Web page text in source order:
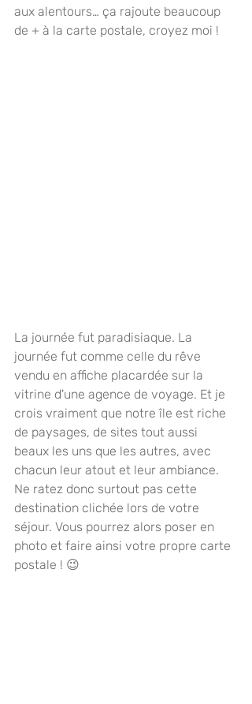
aux alentours… ça rajoute beaucoup
de + à la carte postale, croyez moi !
La journée fut paradisiaque. La
journée fut comme celle du rêve
vendu en affiche placardée sur la
vitrine d'une agence de voyage. Et je
crois vraiment que notre île est riche
de paysages, de sites tout aussi
beaux les uns que les autres, avec
chacun leur atout et leur ambiance.
Ne ratez donc surtout pas cette
destination clichée lors de votre
séjour. Vous pourrez alors poser en
photo et faire ainsi votre propre carte
postale ! 😉